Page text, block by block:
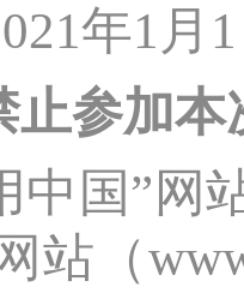
年1月
止参加本
中国”网
站（